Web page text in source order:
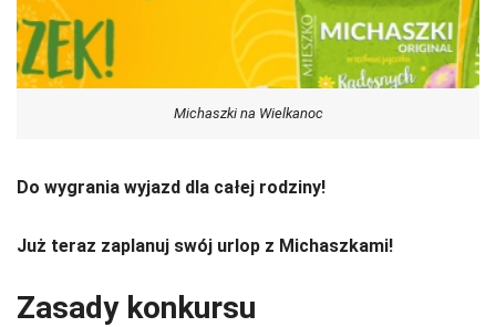
Michaszki na Wielkanoc
Do wygrania wyjazd dla całej rodziny!
Już teraz zaplanuj swój urlop z Michaszkami!
Zasady konkursu